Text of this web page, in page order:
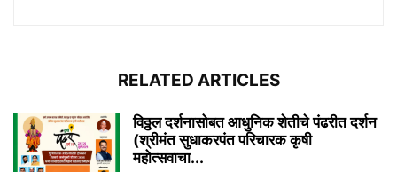
RELATED ARTICLES
विठ्ठल दर्शनासोबत आधुनिक शेतीचे पंढरीत दर्शन
(श्रीमंत सुधाकरपंत परिचारक कृषी
महोत्सवाचा...